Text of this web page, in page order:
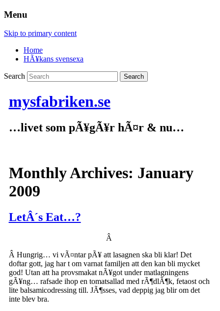
Menu
Skip to primary content
Home
HÃ¥kans svensexa
Search
mysfabriken.se
…livet som pÃ¥gÃ¥r hÃ¤r & nu…
Monthly Archives: January
2009
LetÂ´s Eat…?
Â
Â Hungrig… vi vÃ¤ntar pÃ¥ att lasagnen ska bli klar! Det
doftar gott, jag har t om varnat familjen att den kan bli mycket
god! Utan att ha provsmakat nÃ¥got under matlagningens
gÃ¥ng… rafsade ihop en tomatsallad med rÃ¶dlÃ¶k, fetaost och
lite balsamicodressing till. JÃ¶sses, vad deppig jag blir om det
inte blev bra.